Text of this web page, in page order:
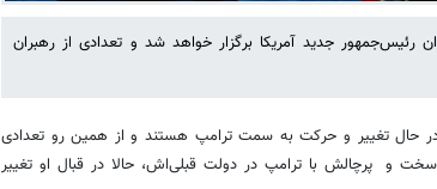
رئیس‌جمهور جدید آمریکا برگزار خواهد شد و تعدادی از رهبران
در حال تغییر و حرکت به سمت ترامپ هستند و از همین رو تعدادی
و پرچالش با ترامپ در دولت قبلی‌اش، حالا در قبال او تغییر